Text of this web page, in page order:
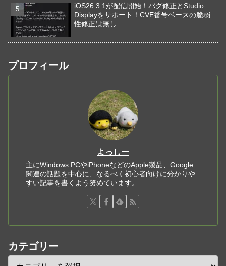
iOS26.3.1が配信開始！バグ修正とStudio
Displayをサポート！CVE番号ベースの脆弱
性修正は無し
プロフィール
よっしー
主にWindows PCやiPhoneなどのApple製品、Google
関連の話題を中心に、なるべく初心者向けに分かりや
すい記事を書くよう努めています。
カテゴリー